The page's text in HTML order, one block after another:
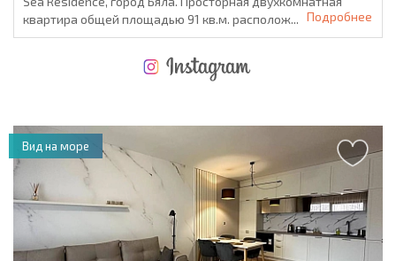
квартира общей площадью 91 кв.м. располож... Подробнее
Вид на море